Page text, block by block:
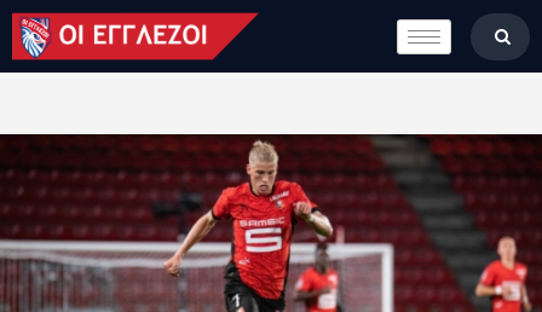
LONDON CALLING
ΚΑΤΗΓΟΡΙΕΣ
ΒΑΘΜΟΛΟΓΙΕΣ
ΟΜΑΔΕΣ
ΠΟΙΟΙ ΕΙΜΑΣΤΕ